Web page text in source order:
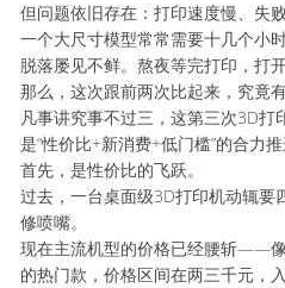
但问题依旧存在：打印速度慢、失败
一个大尺寸模型常常需要十几个小
脱落屡见不鲜。熬夜等完打印，打
那么，这次跟前两次比起来，究竟
凡事讲究事不过三，这第三次3D
是“性价比+新消费+低门槛”的合力推
首先，是性价比的飞跃。
过去，一台桌面级3D打印机动辄要
修喷嘴。
现在主流机型的价格已经腰斩——
的热门款，价格区间在两三千元，